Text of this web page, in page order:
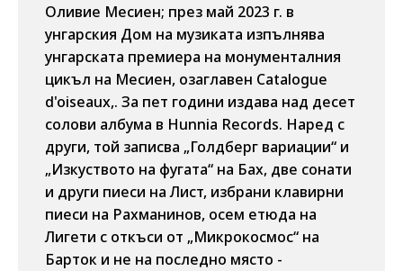
Оливие Месиен; през май 2023 г. в
унгарския Дом на музиката изпълнява
унгарската премиера на монументалния
цикъл на Месиен, озаглавен Catalogue
d'oiseaux,. За пет години издава над десет
солови албума в Hunnia Records. Наред с
други, той записва „Голдберг вариации“ и
„Изкуството на фугата“ на Бах, две сонати
и други пиеси на Лист, избрани клавирни
пиеси на Рахманинов, осем етюда на
Лигети с откъси от „Микрокосмос“ на
Барток и не на последно място -